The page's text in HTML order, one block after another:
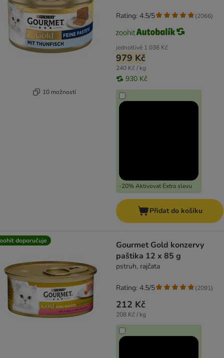
10 možností
jednotlivě 1 036 Kč
979 Kč
240 Kč / kg
930 Kč
-20% Aktivovat Extra slevu
Rating: 4.5/5 (2066)
Přidat do košíku
doporučuje
Gourmet Gold konzervy
paštika 12 x 85 g
pstruh, rajčata
212 Kč
208 Kč / kg
Rating: 4.5/5 (2091)